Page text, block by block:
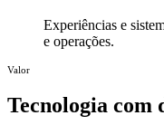
Experiências e
e operações.
Valor
Tecnologia com